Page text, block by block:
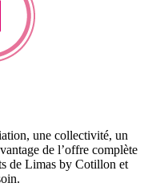
une collectivité, un
de l’offre complète
de Limas by Cotillon et